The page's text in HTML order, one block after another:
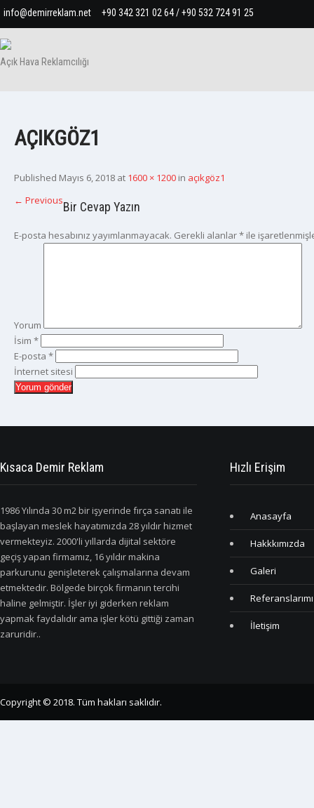
+90 342 321 02 64 / +90 532 724 91 25
info@demirreklam.net
Açık Hava Reklamcılığı
AÇIKGÖZ1
Published Mayıs 6, 2018 at 1600 × 1200 in açıkgöz1
← PreviousBir Cevap Yazın
E-posta hesabınız yayımlanmayacak. Gerekli alanlar* ile
Yorum
İsim *
E-posta *
İnternet sitesi
Kısaca Demir Reklam
1986 Yılında 30 m2 bir işyerinde fırça sanatı ile
başlayan meslek hayatımızda 28 yıldır hizmet
vermekteyiz. 2000'li yıllarda dijital sektöre
geçiş yapan firmamız, 16 yıldır makina
parkurunu genişleterek çalışmalarına devam
etmektedir. Bölgede birçok firmanın tercihi
haline gelmiştir. İşler iyi giderken reklam
yapmak faydalıdır ama işler kötü gittiği zaman
zaruridir..
Hızlı Erişim
Anasayfa
Hakkkımızda
Galeri
İletişim
Copyright © 2018. Tüm hakları saklıdır.